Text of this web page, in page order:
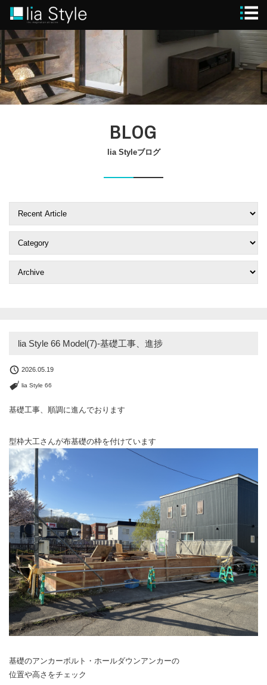
STYLE
GUIDE
MODEL HOUSE
CONTACT
CLOSE
BLOG
lia Styleブログ
lia Style 66 Model(7)-基礎工事、進捗
2026.05.19
lia Style 66
基礎工事、順調に進んでおります
型枠大工さんが布基礎の枠を付けています
基礎のアンカーボルト・ホールダウンアンカーの
位置や高さをチェック